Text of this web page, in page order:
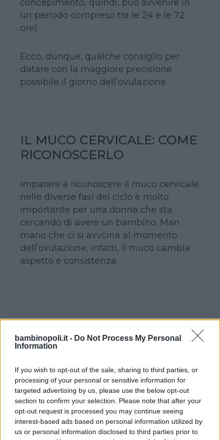
bambinopoli.it - Do Not Process My Personal
Information
If you wish to opt-out of the sale, sharing to third parties, or
processing of your personal or sensitive information for
targeted advertising by us, please use the below opt-out
section to confirm your selection. Please note that after your
opt-out request is processed you may continue seeing
interest-based ads based on personal information utilized by
us or personal information disclosed to third parties prior to
un periodo compreso tra le 24 e le 72
ore).
Ecco, dunque, qualche consiglio per
datare con la maggiore precisione
possibile il giorno dell’ovulazione.
IL MUCO CERVICALE: COME
RICONOSCERLO
Imparare a riconoscere il muco cervicale
nelle diverse fasi del ciclo è molto
importante per una donna che sta
cercando di avere un bambino. Man
mano che ci si avvcina al momento
dell’ovulazione, infatti, il muco cambia
aspetto e consistenza.
Fase follicolare:nei giorni che
seguono la fine delle mestruazioni il
muco è praticamente assente e
aumenta con il procedere del ciclo.